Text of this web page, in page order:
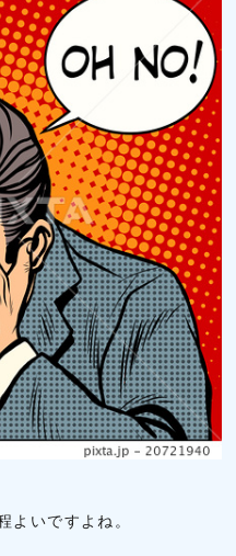
よいですよね。